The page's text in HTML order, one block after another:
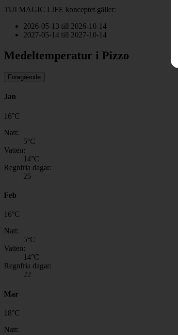
TUI MAGIC LIFE konceptet gäller:
2026-05-13 till 2026-10-14
2027-05-14 till 2027-10-14
Medeltemperatur i Pizzo
Föregående
Jan
16°C
Natt:
5°C
Vatten:
14°C
Regnfria dagar:
25
Feb
16°C
Natt:
5°C
Vatten:
14°C
Regnfria dagar:
22
Mar
18°C
Natt: